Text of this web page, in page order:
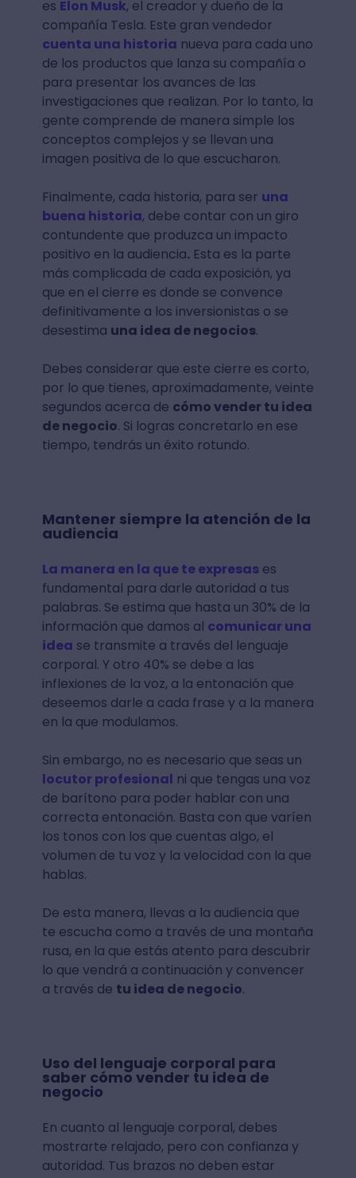
es Elon Musk, el creador y dueño de la
compañía Tesla. Este gran vendedor
cuenta una historia nueva para cada uno
de los productos que lanza su compañía o
para presentar los avances de las
investigaciones que realizan. Por lo tanto, la
gente comprende de manera simple los
conceptos complejos y se llevan una
imagen positiva de lo que escucharon.
Finalmente, cada historia, para ser una
buena historia, debe contar con un giro
contundente que produzca un impacto
positivo en la audiencia.Esta es la parte
más complicada de cada exposición, ya
que en el cierre es donde se convence
definitivamente a los inversionistas o se
desestima una idea de negocios.
Debes considerar que este cierre es corto,
por lo que tienes, aproximadamente, veinte
segundos acerca de cómo vender tu idea
de negocio. Si logras concretarlo en ese
tiempo, tendrás un éxito rotundo.
Mantener siempre la atención de la
audiencia
La manera en la que te expresases
fundamental para darle autoridad a tus
palabras. Se estima que hasta un 30% de la
información que damos al comunicar una
idea se transmite a través del lenguaje
corporal. Y otro 40% se debe a las
inflexiones de la voz, a la entonación que
deseemos darle a cada frase y a la manera
en la que modulamos.
Sin embargo, no es necesario que seas un
locutor profesional ni que tengas una voz
de barítono para poder hablar con una
correcta entonación. Basta con que varíen
los tonos con los que cuentas algo, el
volumen de tu voz y la velocidad con la que
hablas.
De esta manera, llevas a la audiencia que
te escucha como a través de una montaña
rusa, en la que estás atento para descubrir
lo que vendrá a continuación y convencer
a través de tu idea de negocio.
Uso del lenguaje corporal para
saber cómo vender tu idea de
negocio
En cuanto al lenguaje corporal, debes
mostrarte relajado, pero con confianza y
autoridad. Tus brazos no deben estar